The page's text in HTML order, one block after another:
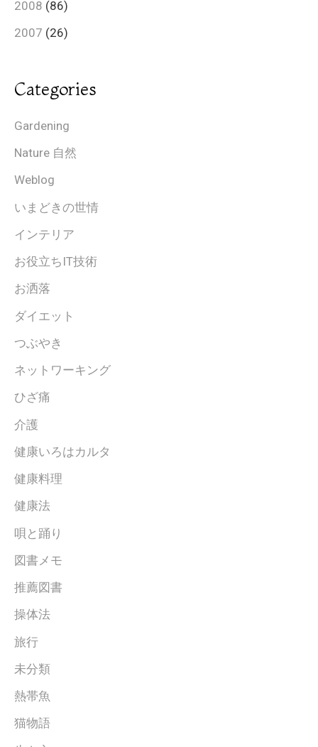
2008 (86)
2007 (26)
Categories
Gardening
Nature 自然
Weblog
いまどきの世情
インテリア
お役立ちIT技術
お洒落
ダイエット
つぶやき
ネットワーキング
ひざ痛
介護
健康いろはカルタ
健康料理
健康法
唄と踊り
図書メモ
推薦図書
操体法
旅行
未分類
熱帯魚
猫物語